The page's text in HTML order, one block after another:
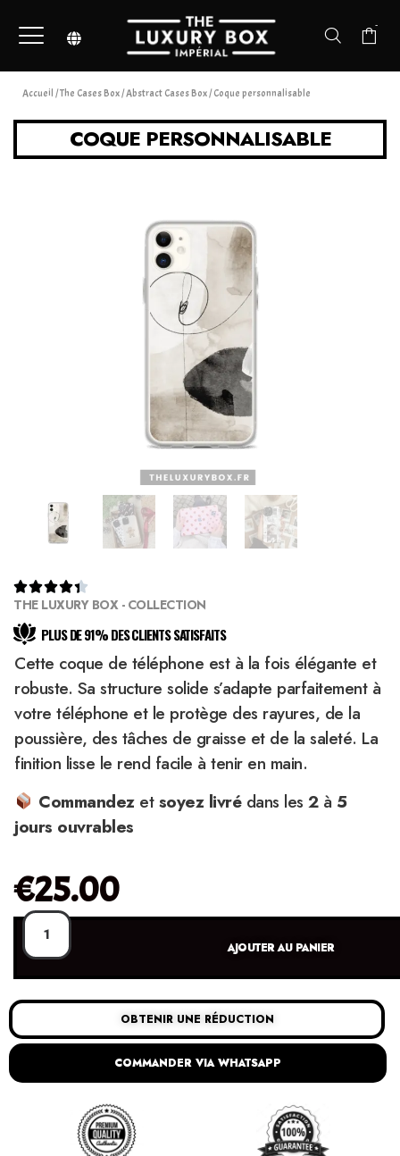
-
Accueil /The Cases Box/Abstract Cases Box/ Coque personnalisable
COQUE PERSONNALISABLE

THE LUXURY BOX - COLLECTION
PLUS DE 91% DES CLIENTS SATISFAITS
Cette coque de téléphone est à la fois élégante et
robuste. Sa structure solide s’adapte parfaitement à
votre téléphone et le protège des rayures, de la
poussière, des tâches de graisse et de la saleté. La
finition lisse le rend facile à tenir en main.
Commandez etsoyez livré dans les2 à 5
jours ouvrables
€25.00
AJOUTER AU PANIER
OBTENIR UNE RÉDUCTION
COMMANDER VIA WHATSAPP